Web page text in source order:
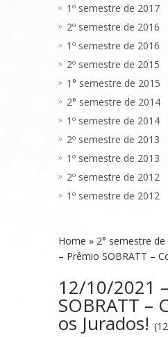
1º semestre de 2017
2º semestre de 2016
1º semestre de 2016
2º semestre de 2015
1° semestre de 2015
2° semestre de 2014
1º semestre de 2014
2º semestre de 2013
1º semestre de 2013
2º semestre de 2012
1º semestre de 2012
Home » 2° semestre de
– Prêmio SOBRATT –
12/10/2021
SOBRATT –
os Jurados!